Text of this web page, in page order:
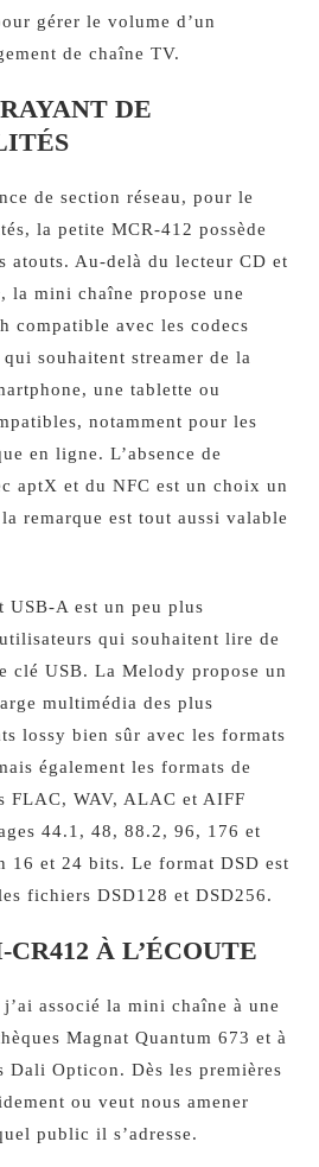
gérer le volume d’un
de chaîne TV.
DE
de section réseau, pour le
la petite MCR-412 possède
atouts. Au-delà du lecteur CD et
la mini chaîne propose une
compatible avec les codecs
souhaitent streamer de la
une tablette ou
notamment pour les
en ligne. L’absence de
aptX et du NFC est un choix un
remarque est tout aussi valable
USB-A est un peu plus
qui souhaitent lire de
clé USB. La Melody propose un
multimédia des plus
lossy bien sûr avec les formats
également les formats de
FLAC, WAV, ALAC et AIFF
44.1, 48, 88.2, 96, 176 et
16 et 24 bits. Le format DSD est
fichiers DSD128 et DSD256.
À L’ÉCOUTE
j’ai associé la mini chaîne à une
Magnat Quantum 673 et à
Dali Opticon. Dès les premières
ou veut nous amener
public il s’adresse.